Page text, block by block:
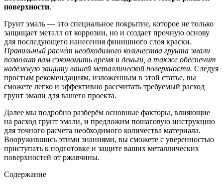
поверхности.
Грунт эмаль — это специальное покрытие, которое не только
защищает металл от коррозии, но и создает прочную основу
для последующего нанесения финишного слоя краски.
Правильный расчёт необходимого количества грунта эмали
позволит вам сэкономить время и деньги, а также обеспечит
надёжную защиту вашей металлической поверхности. Следуя
простым рекомендациям, изложенным в этой статье, вы
сможете легко и эффективно рассчитать требуемый расход
грунт эмали для вашего проекта.
Далее мы подробно разберём основные факторы, влияющие
на расход грунт эмали, и предложим пошаговую инструкцию
для точного расчета необходимого количества материала.
Вооружившись этими знаниями, вы сможете с уверенностью
приступать к подготовке и защите ваших металлических
поверхностей от ржавчины.
Содержание